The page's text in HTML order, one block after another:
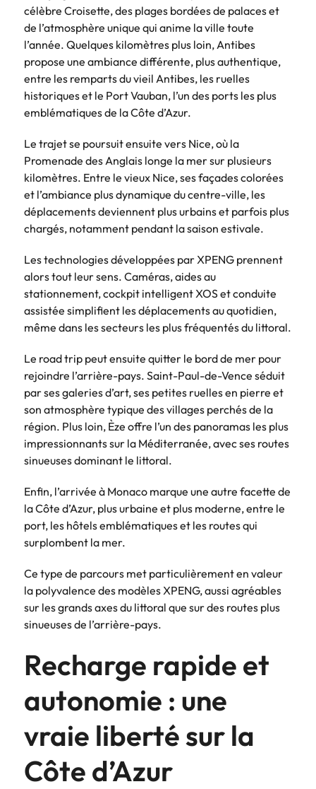
célèbre Croisette, des plages bordées de palaces et
de l’atmosphère unique qui anime la ville toute
l’année. Quelques kilomètres plus loin, Antibes
propose une ambiance différente, plus authentique,
entre les remparts du vieil Antibes, les ruelles
historiques et le Port Vauban, l’un des ports les plus
emblématiques de la Côte d’Azur.
Le trajet se poursuit ensuite vers Nice, où la
Promenade des Anglais longe la mer sur plusieurs
kilomètres. Entre le vieux Nice, ses façades colorées
et l’ambiance plus dynamique du centre-ville, les
déplacements deviennent plus urbains et parfois plus
chargés, notamment pendant la saison estivale.
Les technologies développées par XPENG prennent
alors tout leur sens. Caméras, aides au
stationnement, cockpit intelligent XOS et conduite
assistée simplifient les déplacements au quotidien,
même dans les secteurs les plus fréquentés du littoral.
Le road trip peut ensuite quitter le bord de mer pour
rejoindre l’arrière-pays. Saint-Paul-de-Vence séduit
par ses galeries d’art, ses petites ruelles en pierre et
son atmosphère typique des villages perchés de la
région. Plus loin, Èze offre l’un des panoramas les plus
impressionnants sur la Méditerranée, avec ses routes
sinueuses dominant le littoral.
Enfin, l’arrivée à Monaco marque une autre facette de
la Côte d’Azur, plus urbaine et plus moderne, entre le
port, les hôtels emblématiques et les routes qui
surplombent la mer.
Ce type de parcours met particulièrement en valeur
la polyvalence des modèles XPENG, aussi agréables
sur les grands axes du littoral que sur des routes plus
sinueuses de l’arrière-pays.
Recharge rapide et
autonomie : une
vraie liberté sur la
Côte d’Azur